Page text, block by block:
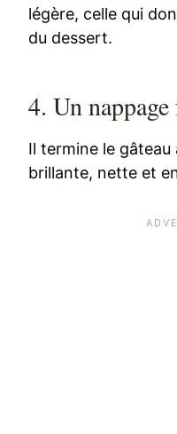
légère, celle qui
du dessert.
4. Un
Il termine le
brillante, nette et